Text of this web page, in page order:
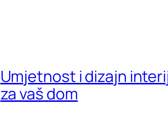
Umjetnost i dizajn
za vaš dom